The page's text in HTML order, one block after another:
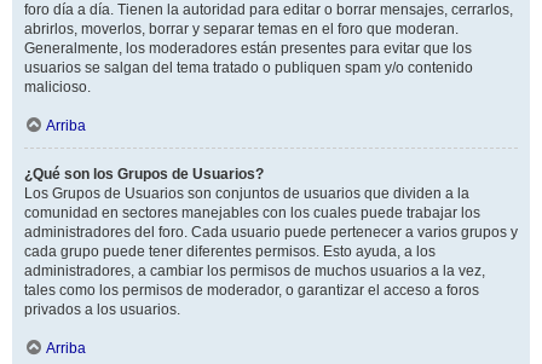
foro día a día. Tienen la autoridad para editar o borrar mensajes, cerrarlos,
abrirlos, moverlos, borrar y separar temas en el foro que moderan.
Generalmente, los moderadores están presentes para evitar que los
usuarios se salgan del tema tratado o publiquen spam y/o contenido
malicioso.
Arriba
¿Qué son los Grupos de Usuarios?
Los Grupos de Usuarios son conjuntos de usuarios que dividen a la
comunidad en sectores manejables con los cuales puede trabajar los
administradores del foro. Cada usuario puede pertenecer a varios grupos y
cada grupo puede tener diferentes permisos. Esto ayuda, a los
administradores, a cambiar los permisos de muchos usuarios a la vez,
tales como los permisos de moderador, o garantizar el acceso a foros
privados a los usuarios.
Arriba